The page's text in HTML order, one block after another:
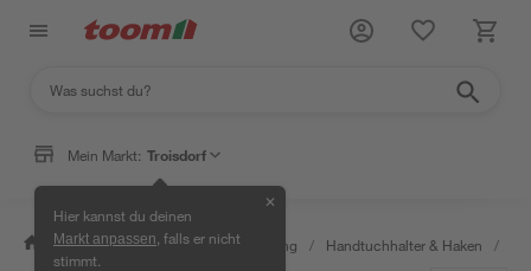
Mein Markt: Troisdorf
Hier kannst du deinen
Markt anpassen , falls er nicht
stimmt.
✕
/ Bad & Sanitär / Bad-Ausstattung / Handtuchhalter & Haken /